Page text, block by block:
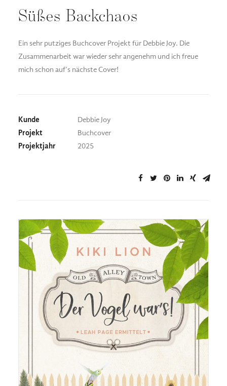
Süßes Backchaos
Ein sehr putziges Buchcover Projekt für Debbie Joy. Die
Zusammenarbeit war wieder sehr angenehm und ich freue
mich schon auf’s nächste Cover!
Kunde
Debbie Joy
Projekt
Buchcover
Projektjahr
2025